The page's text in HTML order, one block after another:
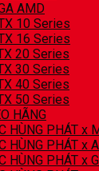
AMD
10 Series
16 Series
20 Series
30 Series
40 Series
50 Series
HÃNG
HÙNG PHÁT x
HÙNG PHÁT x
HÙNG PHÁT x